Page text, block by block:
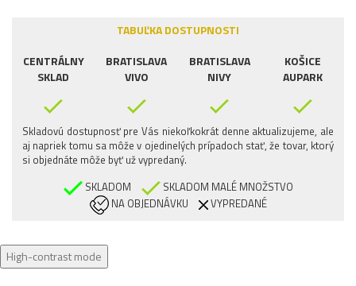
TABUĽKA DOSTUPNOSTI
CENTRÁLNY
SKLAD
BRATISLAVA
VIVO
BRATISLAVA
NIVY
KOŠICE
AUPARK
Skladovú dostupnosť pre Vás niekoľkokrát denne aktualizujeme, ale
aj napriek tomu sa môže v ojedinelých prípadoch stať, že tovar, ktorý
si objednáte môže byť už vypredaný.
SKLADOM
SKLADOM MALÉ MNOŽSTVO
NA OBJEDNÁVKU
VYPREDANÉ
High-contrast mode